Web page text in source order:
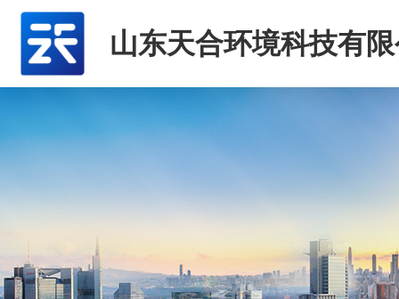
山东天合环境科技有